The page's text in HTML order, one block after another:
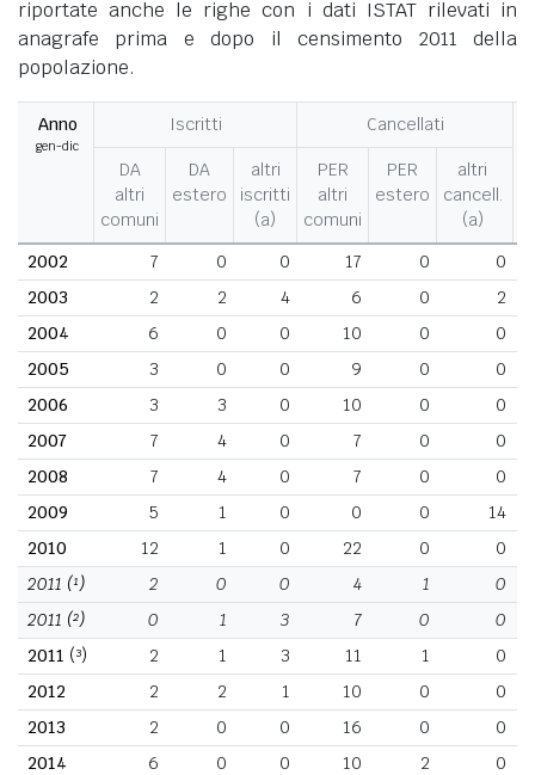
riportate anche le righe con i dati ISTAT rilevati in
anagrafe prima e dopo il censimento 2011 della
popolazione.
Anno
gen-dic
Iscritti
Cancellati
DA
altri
comuni
DA
estero
altri
iscritti
(a)
PER
altri
comuni
PER
estero
altri
cancell.
(a)
2002
7 0 0 17 0
0
2003
2 2 4 6 0
2
2004
6 0 0 10 0
0
2005
3 0 0 9 0
0
2006
3 3 0 10 0
0
2007
7 4 0 7 0
0
2008
7 4 0 7 0
0
2009
5 1 0 0 0
14
2010
12 1 0 22 0
0
2011 (¹) 2 0 0 4 1
0
2011 (²) 0 1 3 7 0
0
2011 (³) 2 1 3 11 1
0
2012
2 2 1 10 0
0
2013
2 0 0 16 0
0
2014
6 0 0 10 2
0